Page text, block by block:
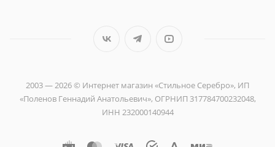
2003 — 2026 © Интернет магазин «Стильное Серебро», ИП
«Поленов Геннадий Анатольевич», ОГРНИП 317784700232048,
ИНН 232000140944